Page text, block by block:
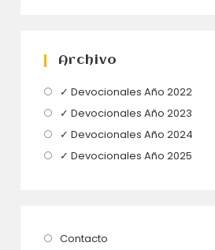
Archivo
✓ Devocionales Año 2022Se
✓ Devocionales Año 2023
abre
✓ Devocionales Año 2024
✓ Devocionales Año 2025
Contacto